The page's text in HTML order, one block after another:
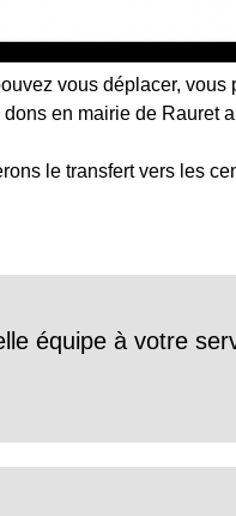
vous déplacer, vous
en mairie de Rauret
le transfert vers les
équipe à votre